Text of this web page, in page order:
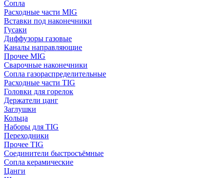
Сопла
Расходные части MIG
Вставки под наконечники
Гусаки
Диффузоры газовые
Каналы направляющие
Прочее MIG
Сварочные наконечники
Сопла газораспределительные
Расходные части TIG
Головки для горелок
Держатели цанг
Заглушки
Кольца
Наборы для TIG
Переходники
Прочее TIG
Соединители быстросъёмные
Сопла керамические
Цанги